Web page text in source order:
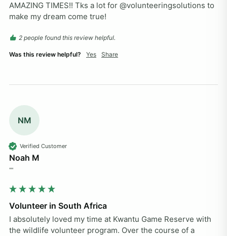
AMAZING TIMES!! Tks a lot for @volunteeringsolutions to
make my dream come true!
2 people found this review helpful.
Was this review helpful? Yes Share
NM
Verified Customer
Noah M
""
Volunteer in South Africa
I absolutely loved my time at Kwantu Game Reserve with
the wildlife volunteer program. Over the course of a